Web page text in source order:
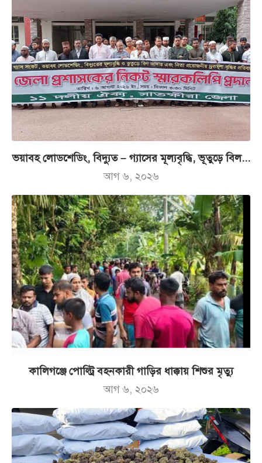
ভয়াবহ লোডশেডিং, বিদ্যুত – গ্যাসের মূল্যবৃদ্ধি, ভূতুড়ে বিল...
আগ ৬, ২০২৬
কালিগঞ্জে পোল্ট্রি বহনকারী গাড়ির ধাক্কায় শিশুর মৃত্যু
আগ ৬, ২০২৬